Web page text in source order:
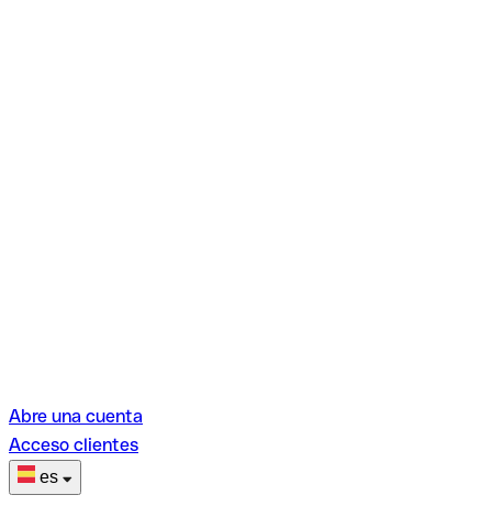
Abre una cuenta
Acceso clientes
es